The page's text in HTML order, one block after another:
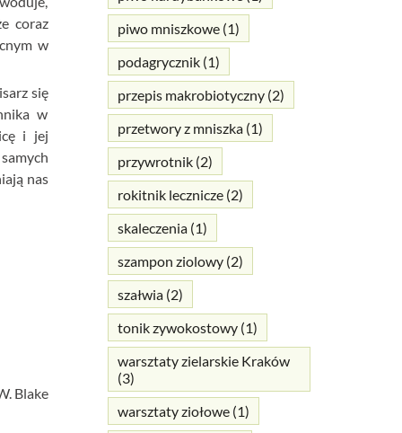
coraz
w
się
w
i jej
nas
Blake
piwo mniszkowe(1)
podagrycznik(1)
przepis makrobiotyczny(2)
przetwory z mniszka(1)
przywrotnik(2)
rokitnik lecznicze(2)
skaleczenia(1)
szampon ziolowy(2)
szałwia(2)
tonik zywokostowy(1)
warsztaty zielarskie Kraków
(3)
warsztaty ziołowe(1)